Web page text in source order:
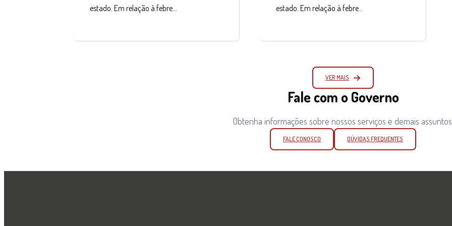
estado. Em relação à febre… estado. Em relação à febre…
VER MAIS
Fale com o Governo
Obtenha informações sobre nossos serviços e demais
FALE CONOSCO DÚVIDAS FREQUENTES